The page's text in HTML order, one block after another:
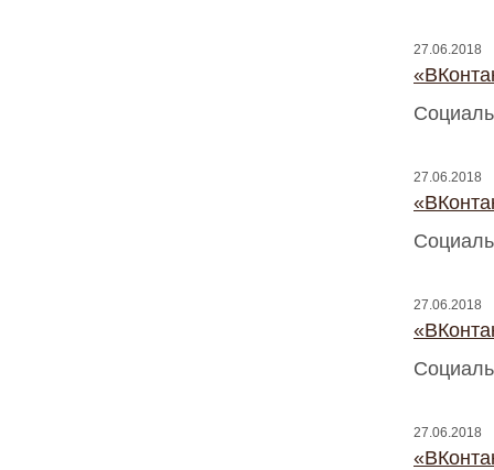
27.06.2018
27.06.2018
27.06.2018
27.06.2018